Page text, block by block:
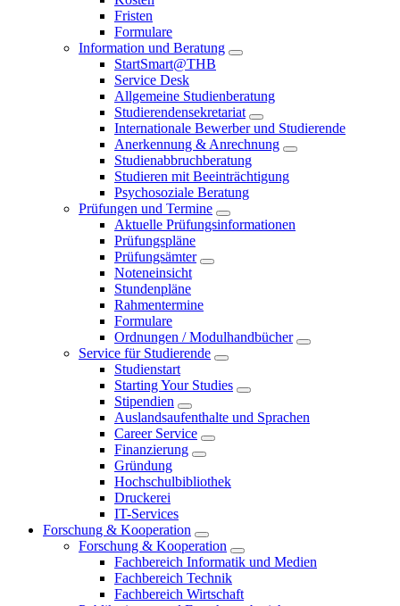
Fristen
Formulare
Information und Beratung
StartSmart@THB
Service Desk
Allgemeine Studienberatung
Studierendensekretariat
Internationale Bewerber und Studierende
Anerkennung & Anrechnung
Studienabbruchberatung
Studieren mit Beeinträchtigung
Psychosoziale Beratung
Prüfungen und Termine
Aktuelle Prüfungsinformationen
Prüfungspläne
Prüfungsämter
Noteneinsicht
Stundenpläne
Rahmentermine
Formulare
Ordnungen / Modulhandbücher
Service für Studierende
Studienstart
Starting Your Studies
Stipendien
Auslandsaufenthalte und Sprachen
Career Service
Finanzierung
Gründung
Hochschulbibliothek
Druckerei
IT-Services
Forschung & Kooperation
Forschung & Kooperation
Fachbereich Informatik und Medien
Fachbereich Technik
Fachbereich Wirtschaft